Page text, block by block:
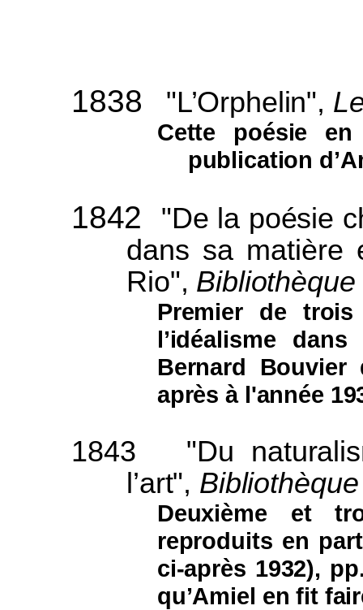
1838 "L’Orphelin",
Cette poésie
publication
1842
"De la poésie
dans sa matière
Rio",
Premier de
l’idéalisme
Bernard
après à l'année
1843
"Du
l’art",
Deuxième et
reproduits en
ci-après 1932),
qu’Amiel en fit